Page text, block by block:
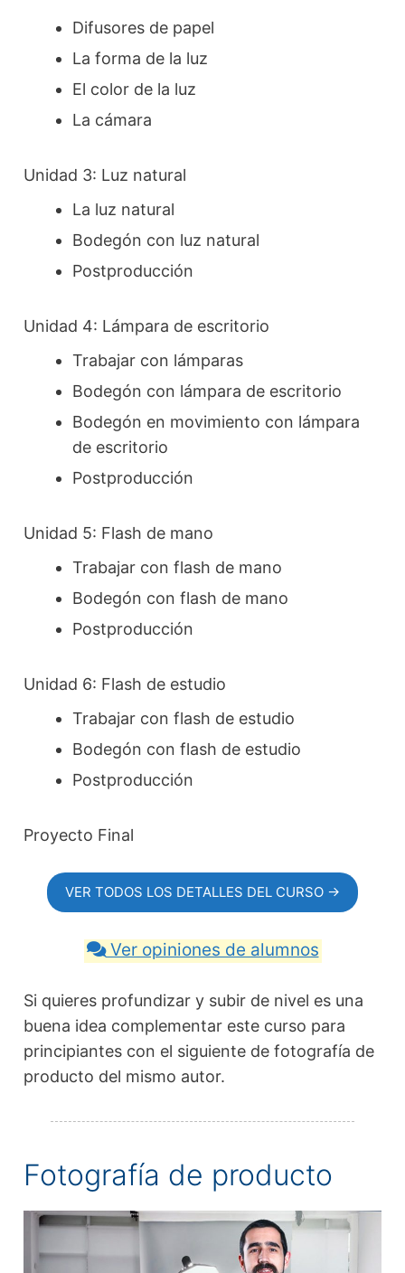
Difusores de papel
La forma de la luz
El color de la luz
La cámara
Unidad 3: Luz natural
La luz natural
Bodegón con luz natural
Postproducción
Unidad 4: Lámpara de escritorio
Trabajar con lámparas
Bodegón con lámpara de escritorio
Bodegón en movimiento con lámpara
de escritorio
Postproducción
Unidad 5: Flash de mano
Trabajar con flash de mano
Bodegón con flash de mano
Postproducción
Unidad 6: Flash de estudio
Trabajar con flash de estudio
Bodegón con flash de estudio
Postproducción
Proyecto Final
VER TODOS LOS DETALLES DEL CURSO →
Ver opiniones de alumnos
Si quieres profundizar y subir de nivel es una
buena idea complementar este curso para
principiantes con el siguiente de fotografía de
producto del mismo autor.
Fotografía de producto